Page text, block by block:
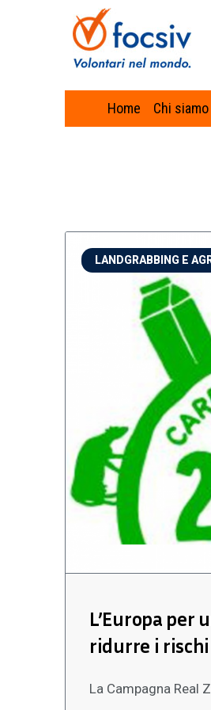
Home Chi siamo
LANDGRABBING E
L’Europa per
ridurre i
La Campagna Real